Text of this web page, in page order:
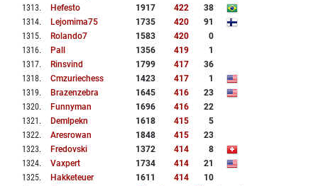
1313. Hefesto 1917 422
38
1314. Lejomima75 1735 420
91
1315. Rolando7 1583 420
0
1316. Pall 1356 419
1
1317. Rinsvind 1799 417
36
1318. Cmzuriechess 1423 417
1
1319. Brazenzebra 1645 416
23
1320. Funnyman 1696 416
22
1321 . Demlpekn 1618 415
5
1322. Aresrowan 1848 415
23
1323. Fredovski 1372 414
8
1324. Vaxpert 1734 414
21
1325. Hakketeuer 1611 414 10